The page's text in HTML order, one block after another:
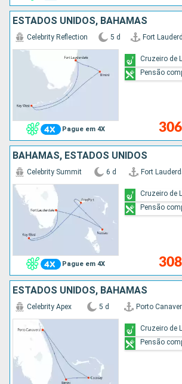
ESTADOS UNIDOS, BAHAMAS
Pague em 4X
Celebrity Reflection 5 d Fort
Cruzeiro de
Pensão
BAHAMAS, ESTADOS UNIDOS
Pague em 4X
Celebrity Summit 6 d Fort
Cruzeiro de
Pensão
ESTADOS UNIDOS, BAHAMAS
Celebrity Apex 5 d Porto
Cruzeiro de
Pensão